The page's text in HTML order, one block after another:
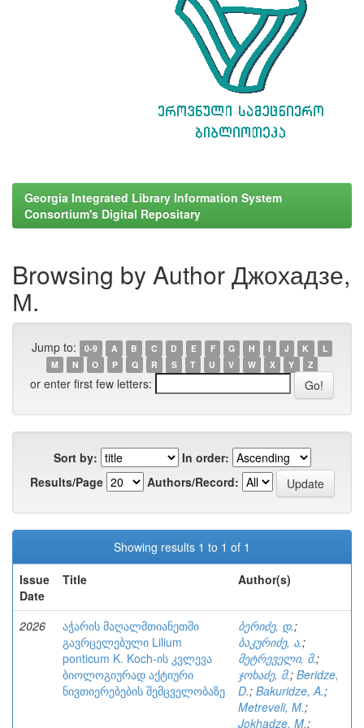
Georgia Integrated Library Information System
Consortium's Digital Repositary
Browsing by Author Джохадзе,
М.
Jump to: 0-9 A B C D E F G H I J K
L
M
N O P Q R S T U V W X Y Z
or enter first few letters:
Sort by:
In order:
Results/Page
Authors/Record:
Showing results 1 to 1 of 1
Issue
Date
Title Author(s)
2026
აჭარის მაღალმთიანეთში
გავრცელებული Lilium
ponticum K. Koch-ის კვლევა
ბიოლოგიურად აქტიური
ნივთიერებების შემცველობაზე
ბერიძე, დ.;
ბაკურიძე, ა.;
მეტრეველი, მ.;
ჯოხაძე, მ.; Beridze,
D.; Bakuridze, A.;
Metreveli, M.;
Jokhadze, M.;